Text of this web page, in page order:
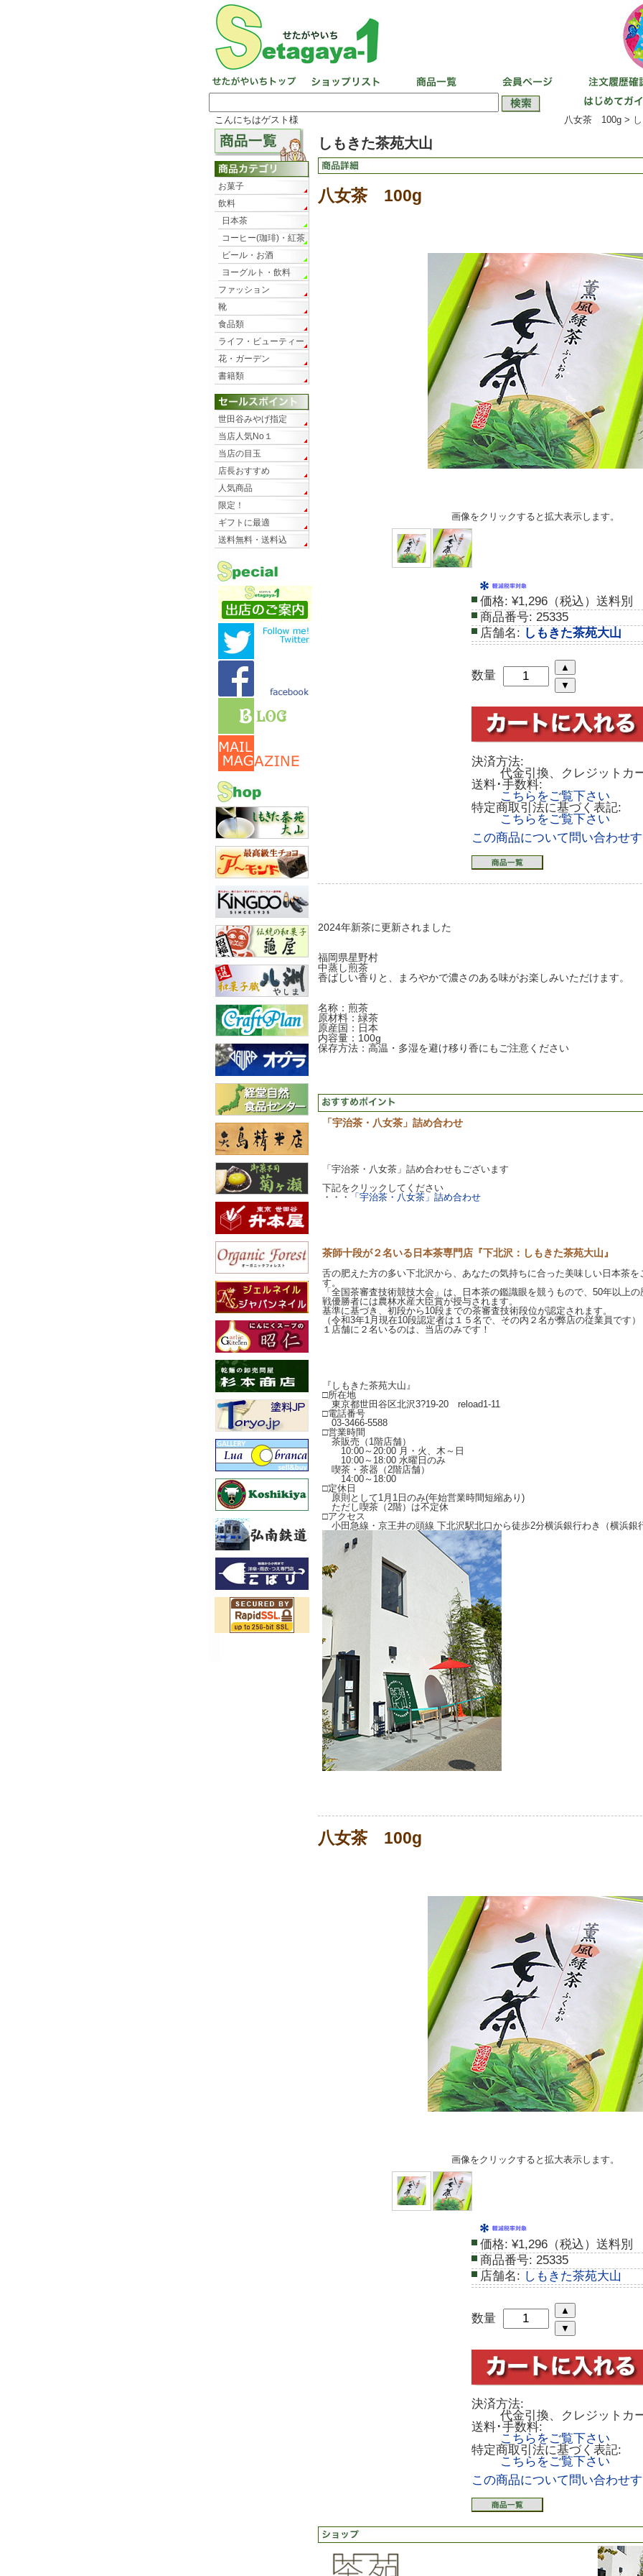
こんにちはゲスト様 八女茶 100g >
しもきた茶苑大山
八女茶 100g
画像をクリックすると拡大表示します。
価格: ¥1,296（税込）送料別
商品番号: 25335
店舗名: しもきた茶苑大山
数量
決済方法:
代金引換、クレジットカ
送料･手数料:
こちらをご覧下さい
特定商取引法に基づく表記:
こちらをご覧下さい
この商品について問い合わせ
2024年新茶に更新されました
福岡県星野村
中蒸し煎茶
香ばしい香りと、まろやかで濃さのある味がお楽しみいただけます。
名称：煎茶
原材料：緑茶
原産国：日本
内容量：100g
保存方法：高温・多湿を避け移り香にもご注意ください
「宇治茶・八女茶」詰め合わせ
「宇治茶・八女茶」詰め合わせもございます
下記をクリックしてください
・・・
「宇治茶・八女茶」詰め合わせ
茶師十段が２名いる日本茶専門店『下北沢：しもきた茶苑大山』
舌の肥えた方の多い下北沢から、あなたの気持ちに合った美味しい日本茶を
す。
「全国茶審査技術競技大会」は、日本茶の鑑識眼を競うもので、50年以上
戦優勝者には農林水産大臣賞が授与されます。
基準に基づき、初段から10段までの茶審査技術段位が認定されます。
（令和3年1月現在10段認定者は１５名で、その内２名が弊店の従業員です）
１店舗に２名いるのは、当店のみです！
『しもきた茶苑大山』
□所在地
東京都世田谷区北沢3?19-20 reload1-11
□電話番号
03-3466-5588
□営業時間
茶販売（1階店舗）
10:00～20:00 月・火、木～日
10:00～18:00 水曜日のみ
喫茶・茶器（2階店舗）
14:00～18:00
□定休日
原則として1月1日のみ(年始営業時間短縮あり)
ただし喫茶（2階）は不定休
□アクセス
小田急線・京王井の頭線 下北沢駅北口から徒歩2分横浜銀行わき（横浜銀
八女茶 100g
画像をクリックすると拡大表示します。
価格: ¥1,296（税込）送料別
商品番号: 25335
店舗名: しもきた茶苑大山
数量
決済方法:
代金引換、クレジットカ
送料･手数料:
こちらをご覧下さい
特定商取引法に基づく表記:
こちらをご覧下さい
この商品について問い合わせ
お菓子
飲料
日本茶
コーヒー(珈琲)・紅茶
ビール・お酒
ヨーグルト・飲料
ファッション
靴
食品類
ライフ・ビューティー
花・ガーデン
書籍類
世田谷みやげ指定
当店人気No１
当店の目玉
店長おすすめ
人気商品
限定！
ギフトに最適
送料無料・送料込